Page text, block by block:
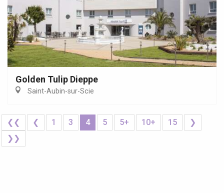
Golden Tulip Dieppe
Saint-Aubin-sur-Scie
❮❮ ❮ 1 3 4 5 5+ 10+ 15
❯
❯❯